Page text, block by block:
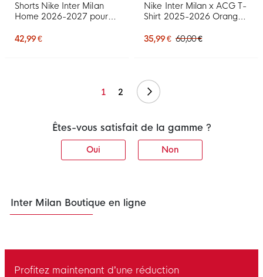
Shorts Nike Inter Milan
Home 2026-2027 pour
42,99 €
Nike Inter Milan x ACG T-
Shirt 2025-2026 Orange
35,99 € 60,00 €
1 2 Suivant
Êtes-vous satisfait de la gamme ?
Oui Non
Inter Milan Boutique en ligne
Profitez maintenant d’une réduction